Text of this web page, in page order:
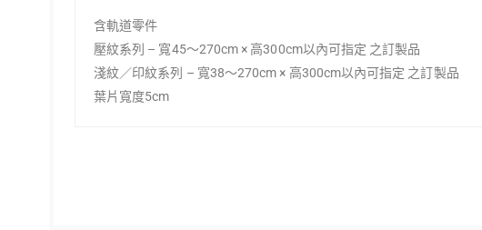
含軌道零件
壓紋系列 – 寬45～270cm × 高300cm以內可指定 之訂製品
淺紋／印紋系列 – 寬38～270cm × 高300cm以內可指定 之訂製品
葉片寬度5cm